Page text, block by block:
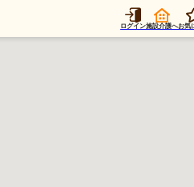
ログイン施設介護へお気